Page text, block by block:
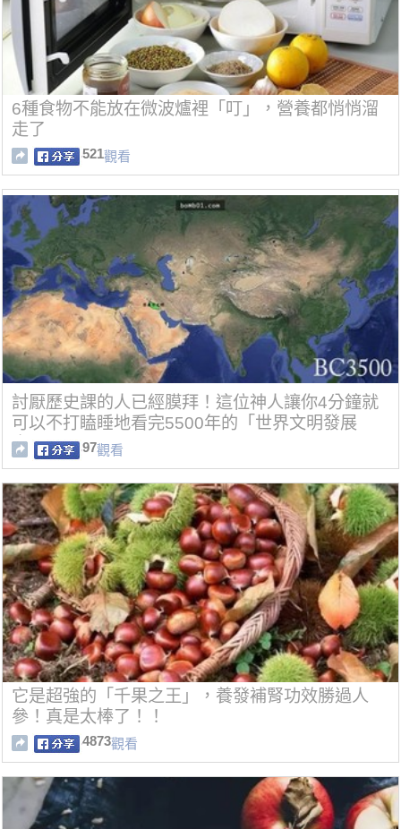
6種食物不能放在微波爐裡「叮」，營養都悄悄溜
走了
521觀看
討厭歷史課的人已經膜拜！這位神人讓你4分鐘就
可以不打瞌睡地看完5500年的「世界文明發展
史」！
97觀看
它是超強的「千果之王」，養發補腎功效勝過人
參！真是太棒了！！
4873觀看